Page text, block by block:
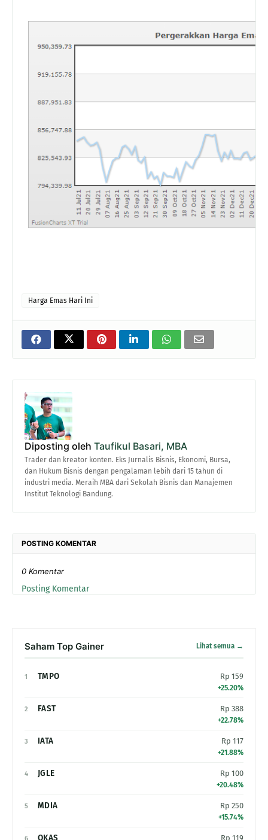
Harga Emas Hari Ini
Diposting oleh Taufikul Basari, MBA
Trader dan kreator konten. Eks Jurnalis Bisnis, Ekonomi, Bursa,
dan Hukum Bisnis dengan pengalaman lebih dari 15 tahun di
industri media. Meraih MBA dari Sekolah Bisnis dan Manajemen
Institut Teknologi Bandung.
POSTING KOMENTAR
0 Komentar
Posting Komentar
Saham Top Gainer Lihat semua →
1 TMPO Rp 159
+25.20%
2 FAST Rp 388
+22.78%
3 IATA Rp 117
+21.88%
4 JGLE Rp 100
+20.48%
5 MDIA Rp 250
+15.74%
6 OKAS Rp 119